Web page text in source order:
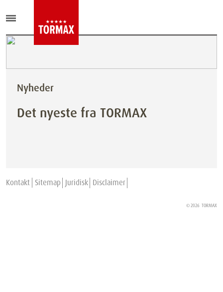
Nyheder
Det nyeste fra TORMAX
Kontakt Sitemap Juridisk Disclaimer
© 2026 TORMAX